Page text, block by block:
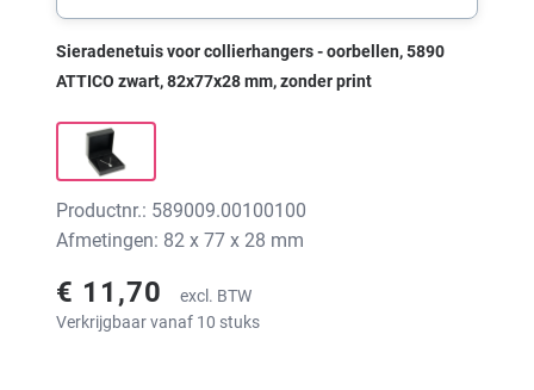
Sieradenetuis voor collierhangers - oorbellen, 5890
ATTICO zwart, 82x77x28 mm, zonder print
Productnr.: 589009.00100100
Afmetingen: 82 x 77 x 28 mm
€ 11,70
excl. BTW
Verkrijgbaar vanaf 10 stuks